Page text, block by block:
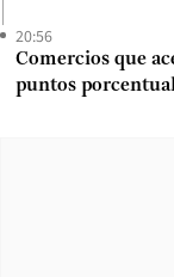
20:56
Comercios que
puntos